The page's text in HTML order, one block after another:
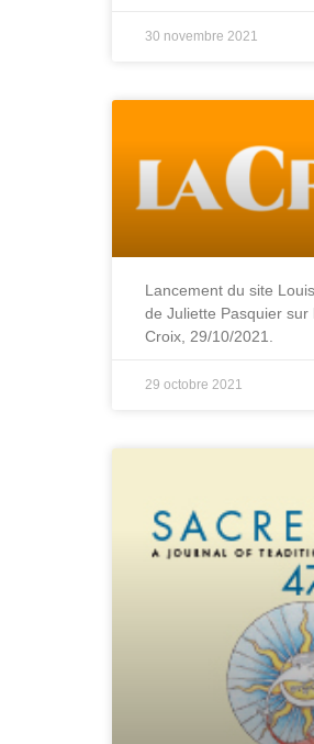
30 novembre 2021
Lancement du site
de Juliette Pasquier sur
Croix, 29/10/2021.
29 octobre 2021